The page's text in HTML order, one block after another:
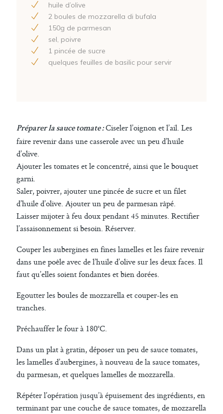
huile d’olive
2 boules de mozzarella di bufala
150g de parmesan
sel, poivre
1 pincée de sucre
quelques feuilles de basilic pour servir
Préparer la sauce tomate :Ciseler l’oignon et l’ail. Les
faire revenir dans une casserole avec un peu d’huile
d’olive.
Ajouter les tomates et le concentré, ainsi que le bouquet
garni.
Saler, poivrer, ajouter une pincée de sucre et un filet
d’huile d’olive. Ajouter un peu de parmesan râpé.
Laisser mijoter à feu doux pendant 45 minutes. Rectifier
l’assaisonnement si besoin. Réserver.
Couper les aubergines en fines lamelles et les faire revenir
dans une poêle avec de l’huile d’olive sur les deux faces. Il
faut qu’elles soient fondantes et bien dorées.
Egoutter les boules de mozzarella et couper-les en
tranches.
Préchauffer le four à 180°C.
Dans un plat à gratin, déposer un peu de sauce tomates,
les lamelles d’aubergines, à nouveau de la sauce tomates,
du parmesan, et quelques lamelles de mozzarella.
Répéter l’opération jusqu’à épuisement des ingrédients, en
terminant par une couche de sauce tomates, de mozzarella